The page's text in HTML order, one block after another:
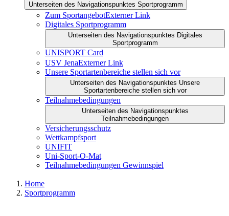
Unterseiten des Navigationspunktes Sportprogramm
Zum SportangebotExterner Link
Digitales Sportprogramm
Unterseiten des Navigationspunktes Digitales
Sportprogramm
UNISPORT Card
USV JenaExterner Link
Unsere Sportartenbereiche stellen sich vor
Unterseiten des Navigationspunktes Unsere
Sportartenbereiche stellen sich vor
Teilnahmebedingungen
Unterseiten des Navigationspunktes
Teilnahmebedingungen
Versicherungsschutz
Wettkampfsport
UNIFIT
Uni-Sport-O-Mat
Teilnahmebedingungen Gewinnspiel
Home
Sportprogramm